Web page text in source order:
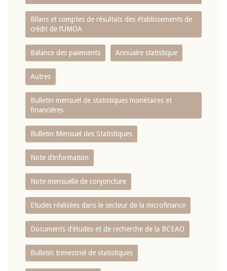
Bilans et comptes de résultats des établissements de
crédit de l‘UMOA
Balance des paiements Annuaire statistique
Autres
Bulletin mensuel de statistiques monétaires et
financières
Bulletin Mensuel des Statistiques
Note d’information
Note mensuelle de conjoncture
Etudes réalisées dans le secteur de la microfinance
Documents d’études et de recherche de la BCEAO
Bulletin trimestriel de statistiques